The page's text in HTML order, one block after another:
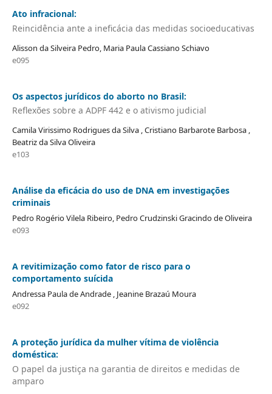
Ato infracional:
Reincidência ante a ineficácia das medidas socioeducativas
Alisson da Silveira Pedro, Maria Paula Cassiano Schiavo
e095
Os aspectos jurídicos do aborto no Brasil:
Reflexões sobre a ADPF 442 e o ativismo judicial
Camila Virissimo Rodrigues da Silva , Cristiano Barbarote Barbosa ,
Beatriz da Silva Oliveira
e103
Análise da eficácia do uso de DNA em investigações
criminais
Pedro Rogério Vilela Ribeiro, Pedro Crudzinski Gracindo de Oliveira
e093
A revitimização como fator de risco para o
comportamento suícida
Andressa Paula de Andrade , Jeanine Brazaú Moura
e092
A proteção jurídica da mulher vítima de violência
doméstica:
O papel da justiça na garantia de direitos e medidas de
amparo